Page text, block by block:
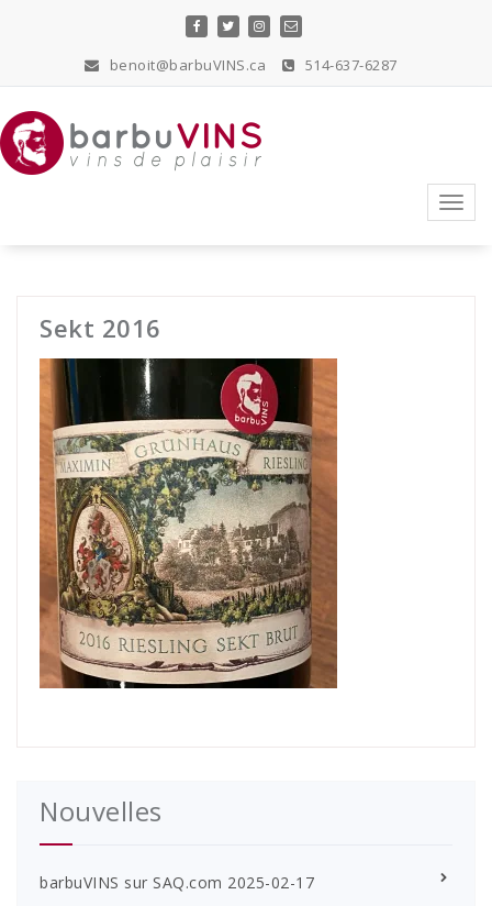
benoit@barbuVINS.ca 514-637-6287
Sekt 2016
Nouvelles
barbuVINS sur SAQ.com 2025-02-17